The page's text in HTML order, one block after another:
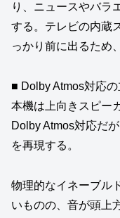
り、ニュースやバラ
する。テレビの内蔵
っかり前に出るため
■ Dolby Atmos対応
本機は上向きスピー
Dolby Atmos対応だ
を再現する。
物理的なイネーブル
いものの、音が頭上